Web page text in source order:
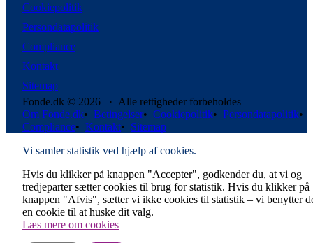
Cookiepolitik
Persondatapolitik
Compliance
Kontakt
Sitemap
Fonde.dk © 2026 · Alle rettigheder forbeholdes
Om Fonde.dk• Betingelser• Cookiepolitik• Persondatapolitik•
Compliance• Kontakt• Sitemap
Vi samler statistik ved hjælp af cookies.
Hvis du klikker på knappen "Accepter", godkender du, at vi og
tredjeparter sætter cookies til brug for statistik. Hvis du klikker på
knappen "Afvis", sætter vi ikke cookies til statistik – vi benytter
en cookie til at huske dit valg.
Læs mere om cookies